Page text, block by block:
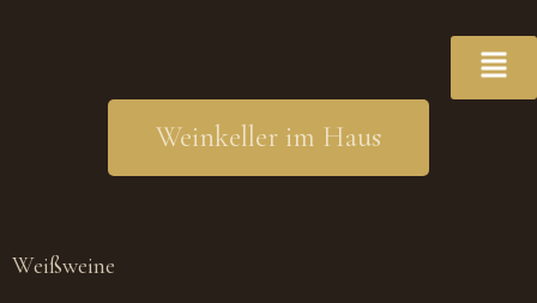
Weinkeller im Haus
Weißweine